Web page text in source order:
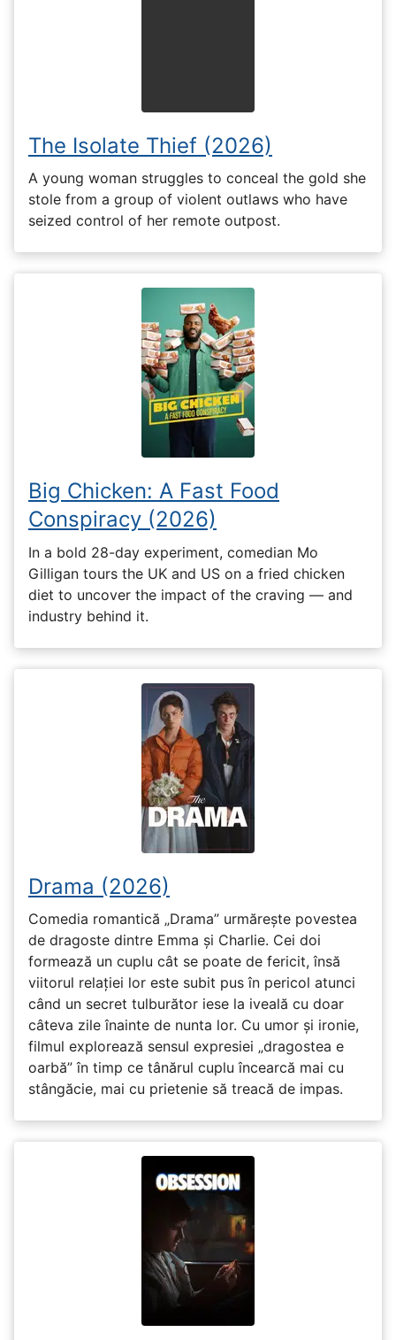
The Isolate Thief (2026)
A young woman struggles to conceal the gold she
stole from a group of violent outlaws who have
seized control of her remote outpost.
Big Chicken: A Fast Food
Conspiracy (2026)
In a bold 28-day experiment, comedian Mo
Gilligan tours the UK and US on a fried chicken
diet to uncover the impact of the craving — and
industry behind it.
Drama (2026)
Comedia romantică „Drama” urmărește povestea
de dragoste dintre Emma și Charlie. Cei doi
formează un cuplu cât se poate de fericit, însă
viitorul relației lor este subit pus în pericol atunci
când un secret tulburător iese la iveală cu doar
câteva zile înainte de nunta lor. Cu umor și ironie,
filmul explorează sensul expresiei „dragostea e
oarbă” în timp ce tânărul cuplu încearcă mai cu
stângăcie, mai cu prietenie să treacă de impas.